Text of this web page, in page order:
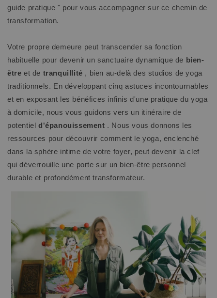
guide pratique " pour vous accompagner sur ce chemin de
transformation.
Votre propre demeure peut transcender sa fonction
habituelle pour devenir un sanctuaire dynamique de bien-
être et de tranquillité , bien au-delà des studios de yoga
traditionnels. En développant cinq astuces incontournables
et en exposant les bénéfices infinis d'une pratique du yoga
à domicile, nous vous guidons vers un itinéraire de
potentiel d'épanouissement . Nous vous donnons les
ressources pour découvrir comment le yoga, enclenché
dans la sphère intime de votre foyer, peut devenir la clef
qui déverrouille une porte sur un bien-être personnel
durable et profondément transformateur.